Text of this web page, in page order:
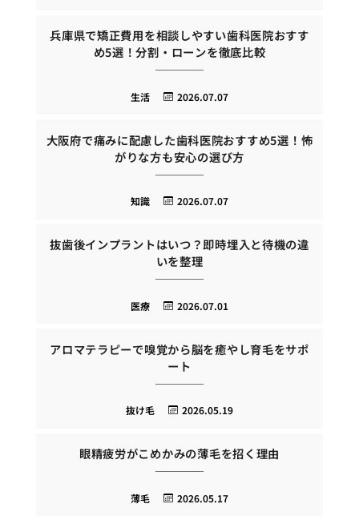
兵庫県で矯正費用を相談しやすい歯科医院おすす
め5選！分割・ローンを徹底比較
2026.07.07
生活
大阪府で痛みに配慮した歯科医院おすすめ5選！怖
がりな方も安心の選び方
2026.07.07
知識
抜歯後インプラントはいつ？即時埋入と待機の違
いを整理
2026.07.01
医療
アロマテラピーで嗅覚から脳を癒やし育毛をサポ
ート
2026.05.19
抜け毛
眼精疲労がこめかみの薄毛を招く理由
2026.05.17
薄毛